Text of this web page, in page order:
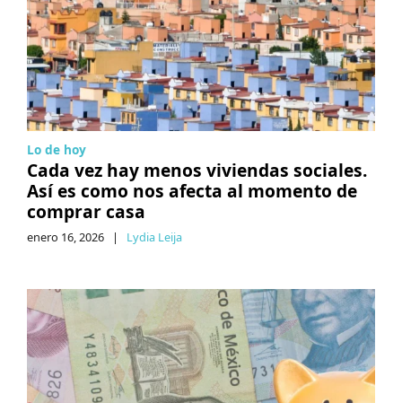
Lo de hoy
Cada vez hay menos viviendas sociales.
Así es como nos afecta al momento de
comprar casa
enero 16, 2026 | Lydia Leija